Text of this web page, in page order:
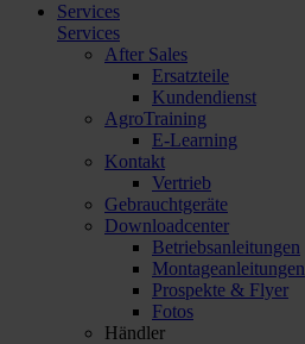
Services
Services
After Sales
Ersatzteile
Kundendienst
AgroTraining
E-Learning
Kontakt
Vertrieb
Gebrauchtgeräte
Downloadcenter
Betriebsanleitungen
Montageanleitungen
Prospekte & Flyer
Fotos
Händler